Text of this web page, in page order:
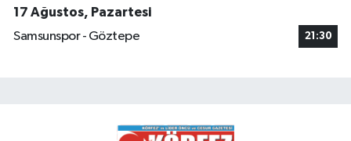
17 Ağustos, Pazartesi
Samsunspor - Göztepe
21:30